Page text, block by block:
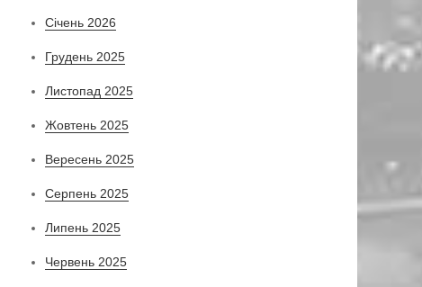
Січень 2026
Грудень 2025
Листопад 2025
Жовтень 2025
Вересень 2025
Серпень 2025
Липень 2025
Червень 2025